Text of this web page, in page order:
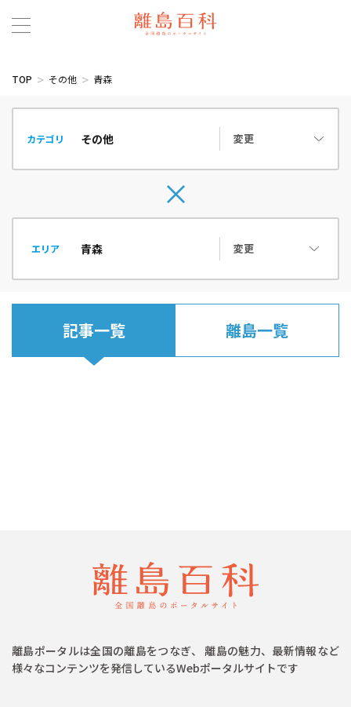
TOP その他 青森
カテゴリ 変更
エリア 変更
記事一覧 離島一覧
離島ポータルは全国の離島をつなぎ、 離島の魅力、最新情報など
様々なコンテンツを発信しているWebポータルサイトです